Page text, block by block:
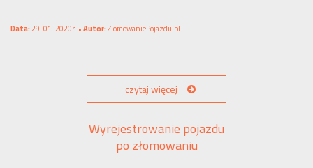
Data:29. 01. 2020r. •Autor:ZlomowaniePojazdu.pl
czytaj więcej
Wyrejestrowanie pojazdu
po złomowaniu